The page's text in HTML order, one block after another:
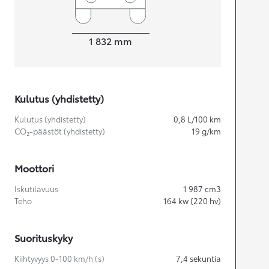
Leveys
1 832 mm
Kulutus (yhdistetty)
Kulutus (yhdistetty) 0,8 L/100 km
CO₂-päästöt (yhdistetty)
19 g/km
Moottori
Iskutilavuus 1 987 cm3
Teho
164 kw (220 hv)
Suorituskyky
Kiihtyvyys 0-100 km/h (s) 7,4 sekuntia